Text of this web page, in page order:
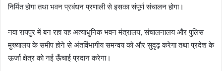
निर्मित होगा तथा भवन प्रबंधन प्रणाली से इसका संपूर्ण संचालन होगा।
नवा रायपुर में बन रहा यह अत्याधुनिक भवन मंत्रालय, संचालनालय और पुलिस
मुख्यालय के समीप होने से अंतर्विभागीय समन्वय को और सुदृढ़ करेगा तथा प्रदेश के
ऊर्जा क्षेत्र को नई ऊँचाई प्रदान करेगा।